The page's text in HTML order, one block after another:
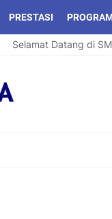
PRESTASI
Selamat Datang di